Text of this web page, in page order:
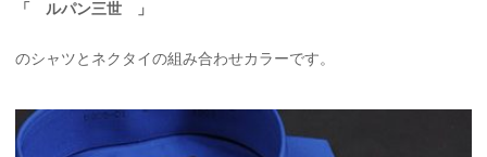
「 ルパン三世 」
のシャツとネクタイの組み合わせカラーです。